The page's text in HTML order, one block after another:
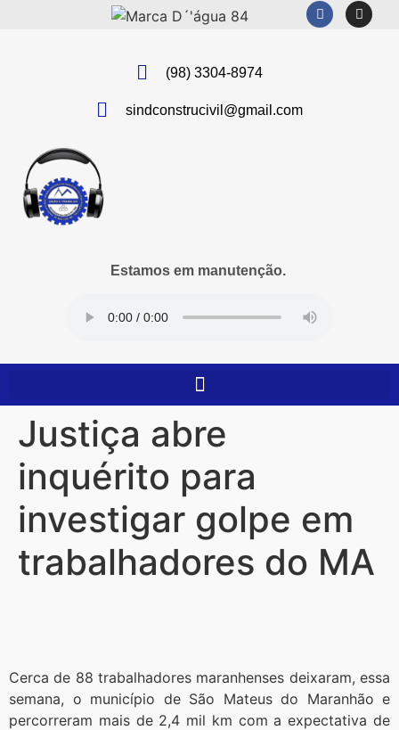
(98) 3304-8974
sindconstrucivil@gmail.com
Estamos em manutenção.
Justiça abre
inquérito para
investigar golpe em
trabalhadores do MA
Cerca de 88 trabalhadores maranhenses deixaram, essa
semana, o município de São Mateus do Maranhão e
percorreram mais de 2,4 mil km com a expectativa de